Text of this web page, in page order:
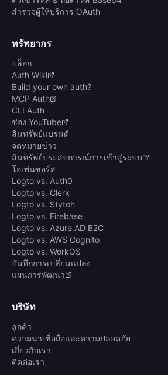
สำรวจผู้ให้บริการ OAuth
ทรัพยากร
บล็อก
Auth Wiki
Build your own auth?
MCP Auth
CLI Auth
ช่อง YouTube
สินทรัพย์แบรนด์
จดหมายข่าว
สินทรัพย์ประสบการณ์การเข้าสู่ระบบ
โอเพ่นซอร์ส
Logto vs. Auth0
Logto vs. Clerk
Logto vs. Stytch
Logto vs. Firebase
Logto vs. Azure AD B2C
Logto vs. AWS Cognito
Logto vs. WorkOS
บันทึกการเปลี่ยนแปลง
แผนการพัฒนา
บริษัท
ลูกค้า
ความน่าเชื่อถือและความปลอดภัย
เกี่ยวกับเรา
ติดต่อเรา